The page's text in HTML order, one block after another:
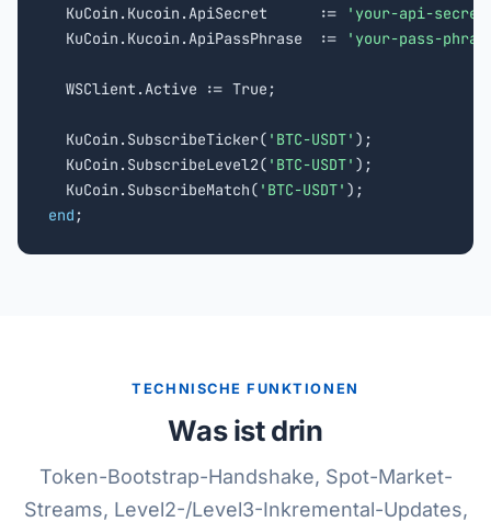
  KuCoin.Kucoin.ApiSecret      :=
'your-api-
  KuCoin.Kucoin.ApiPassPhrase  :=
'your-pass-
  WSClient.Active := True;
  KuCoin.SubscribeTicker(
'BTC-USDT' );
  KuCoin.SubscribeLevel2(
'BTC-USDT' );
  KuCoin.SubscribeMatch(
'BTC-USDT'
end ;
TECHNISCHE FUNKTIONEN
Was ist drin
Token-Bootstrap-Handshake, Spot-Market-
Streams, Level2-/Level3-Inkremental-Updates,